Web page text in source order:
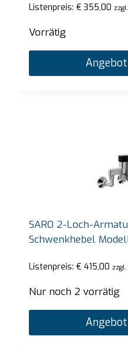
Listenpreis: €355,00
Vorrätig
SARO 2-Loch-
Schwenkhebel
Listenpreis: €415,00
Nur noch 2 vorrätig